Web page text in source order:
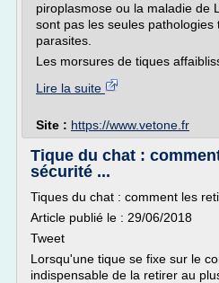
piroplasmose ou la maladie de
sont pas les seules pathologies
parasites.
Les morsures de tiques
Lire la suite
Site : https://www.vetone.fr
Tique du chat :
sécurité ...
Tiques du chat : comment les
Article publié le : 29/06/2018
Tweet
Lorsqu'une tique se fixe sur le
indispensable de la retirer au